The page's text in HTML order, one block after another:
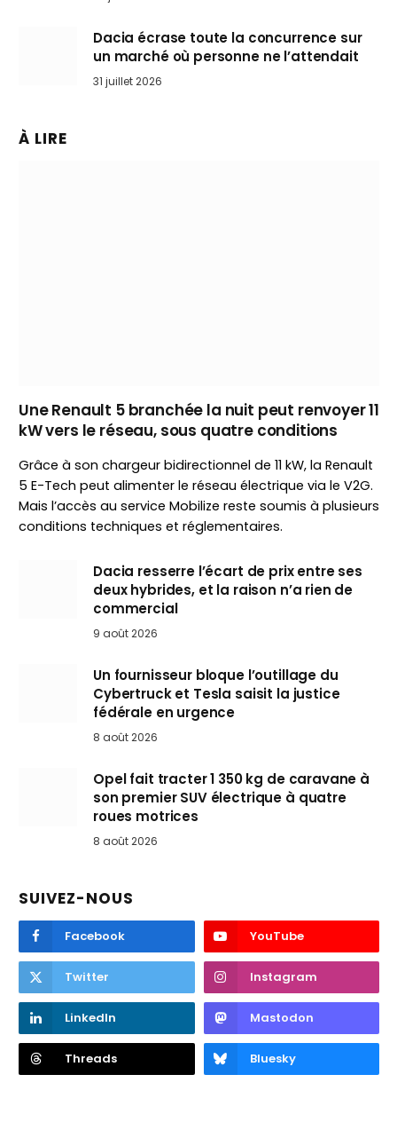
Dacia écrase toute la concurrence sur
un marché où personne ne l’attendait
31 juillet 2026
À LIRE
Une Renault 5 branchée la nuit peut renvoyer 11
kW vers le réseau, sous quatre conditions
Grâce à son chargeur bidirectionnel de 11 kW, la Renault
5 E-Tech peut alimenter le réseau électrique via le V2G.
Mais l’accès au service Mobilize reste soumis à plusieurs
conditions techniques et réglementaires.
Dacia resserre l’écart de prix entre ses
deux hybrides, et la raison n’a rien de
commercial
9 août 2026
Un fournisseur bloque l’outillage du
Cybertruck et Tesla saisit la justice
fédérale en urgence
8 août 2026
Opel fait tracter 1 350 kg de caravane à
son premier SUV électrique à quatre
roues motrices
8 août 2026
SUIVEZ-NOUS
Facebook YouTube
Twitter Instagram
LinkedIn Mastodon
Threads Bluesky